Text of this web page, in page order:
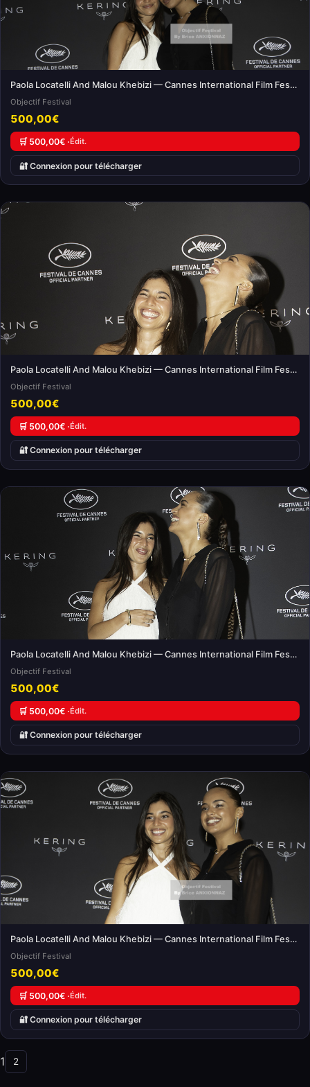
Paola Locatelli And Malou Khebizi — Cannes International Film Festival
Objectif Festival
500,00€
🛒 500,00€ ·Édit.
🔐 Connexion pour télécharger
Paola Locatelli And Malou Khebizi — Cannes International Film Festival
Objectif Festival
500,00€
🛒 500,00€ ·Édit.
🔐 Connexion pour télécharger
Paola Locatelli And Malou Khebizi — Cannes International Film Festival
Objectif Festival
500,00€
🛒 500,00€ ·Édit.
🔐 Connexion pour télécharger
Paola Locatelli And Malou Khebizi — Cannes International Film Festival
Objectif Festival
500,00€
🛒 500,00€ ·Édit.
🔐 Connexion pour télécharger
1 2